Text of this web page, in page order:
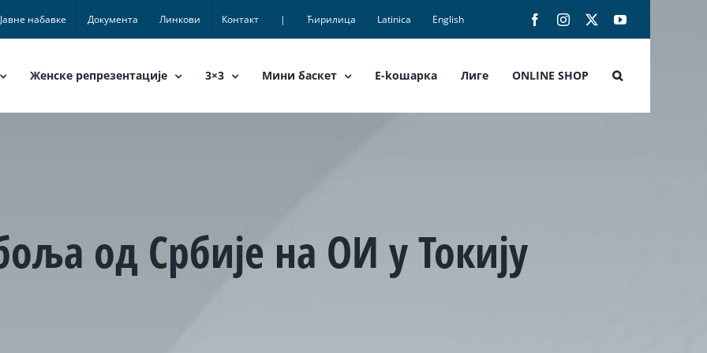
Јавне набавке Документа Линкови Контакт | Ћирилица Latinica English FacebookInstagram YouTube
Женске репрезентације 3×3 Мини баскет E-koшарка Лиге ONLINE SHOP
од Србије на ОИ у Токију